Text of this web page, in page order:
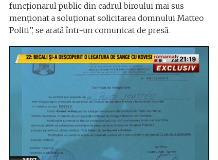
funcţionarul public din cadrul biroului mai sus
menţionat a soluţionat solicitarea domnului Matteo
Politi”, se arată într-un comunicat de presă.